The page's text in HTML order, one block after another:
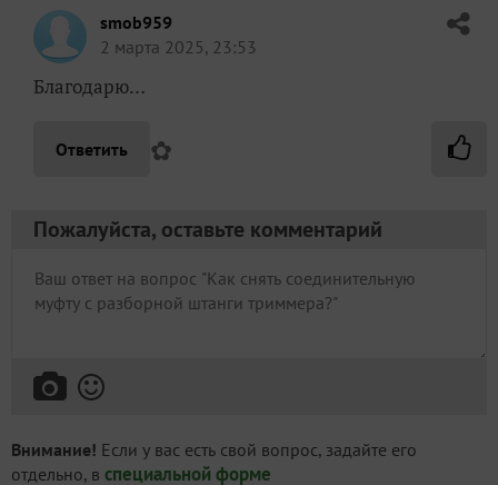
smob959
2 марта 2025, 23:53
Благодарю…
Ответить ✿
Пожалуйста, оставьте комментарий
Внимание! Если у вас есть свой вопрос, задайте его
отдельно, в специальной форме